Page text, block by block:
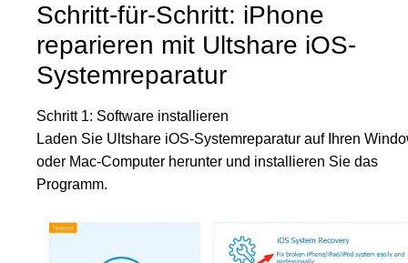
Schritt-für-Schritt: iPhone
reparieren mit Ultshare iOS-
Systemreparatur
Schritt 1: Software installieren
Laden Sie Ultshare iOS-Systemreparatur auf Ihren
oder Mac-Computer herunter und installieren Sie das
Programm.